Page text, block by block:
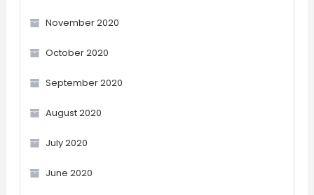
November 2020
October 2020
September 2020
August 2020
July 2020
June 2020